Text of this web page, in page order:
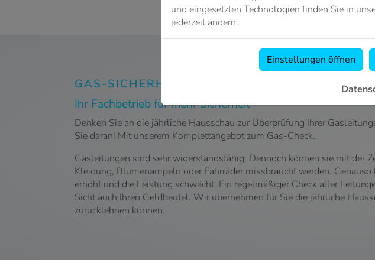
GAS-SICHERHEITS-CHECK IN MÜNCHEN
Ihr Fachbetrieb für mehr Sicherheit
Denken Sie an die jährliche Hausschau zur Überprüfung Ihrer
Sie daran! Mit unserem Komplettangebot zum Gas-Check.
Gasleitungen sind sehr widerstandsfähig. Dennoch können sie mit der
Kleidung, Blumenampeln oder Fahrräder missbraucht werden.
erhöht und die Leistung schwächt. Ein regelmäßiger Check aller
Sicht auch Ihren Geldbeutel. Wir übernehmen für Sie die jährliche
zurücklehnen können.
und eingesetzten Technologien finden Sie in
jederzeit ändern.
Einstellungen öffnen